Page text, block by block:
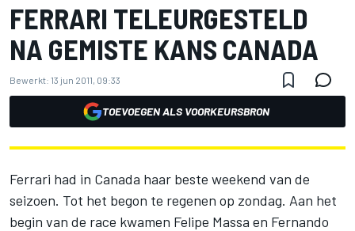
FERRARI TELEURGESTELD
NA GEMISTE KANS CANADA
Bewerkt: 13 jun 2011, 09:33
TOEVOEGEN ALS VOORKEURSBRON
Ferrari had in Canada haar beste weekend van de
seizoen. Tot het begon te regenen op zondag. Aan het
begin van de race kwamen Felipe Massa en Fernando